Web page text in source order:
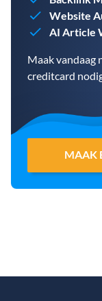
Website
AI Article
Maak vandaag
creditcard
MAAK